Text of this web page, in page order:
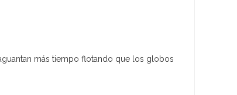
más tiempo flotando que los globos